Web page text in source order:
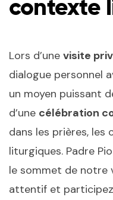
contexte
Lors d’une visite
dialogue personnel
un moyen puissant
d’une célébration
dans les prières, les
liturgiques. Padre
le sommet de notre
attentif et